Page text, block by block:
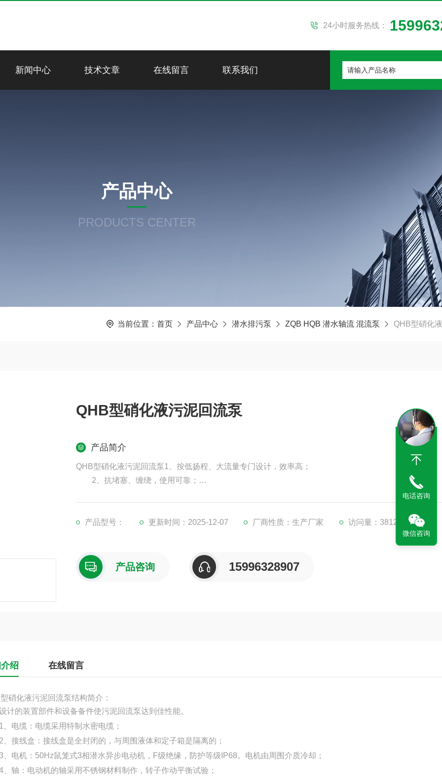
24小时服务热线：
新闻中心 技术文章 在线留言 联系我们
产品中心
PRODUCTS CENTER
当前位置： 首页 产品中心 潜水排污泵 ZQB HQB 潜水轴流 混流泵 QHB型硝化
QHB型硝化液污泥回流泵
产品简介
QHB型硝化液污泥回流泵1、按低扬程、大流量专门设计，效率高；
2、抗堵塞、缠绕，使用可靠；
5、主机采用冲压成形结构，体积小，精度高，耐腐蚀无噪音；
产品型号： 更新时间：2025-12-07 厂商性质：生产厂家 访问量：3812
产品咨询 15996328907
绍 在线留言
硝化液污泥回流泵结构简介：
计的装置部件和设备备件使污泥回流泵达到佳性能。
缆：电缆采用特制水密电缆；
线盒：接线盒是全封闭的，与周围液体和定子箱是隔离的；
机：50Hz鼠笼式3相潜水异步电动机，F级绝缘，防护等级IP68。电机由周围介质冷却；
：电动机的轴采用不锈钢材料制作，转子作动平衡试验；
电话咨询
微信咨询